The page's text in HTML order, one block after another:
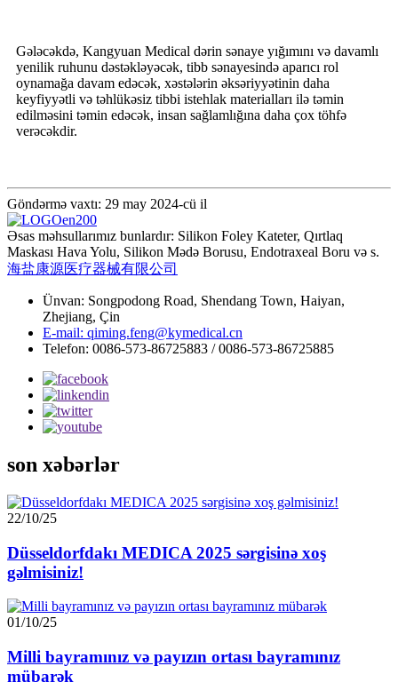
Gələcəkdə, Kangyuan Medical dərin sənaye yığımını və davamlı
yenilik ruhunu dəstəkləyəcək, tibb sənayesində aparıcı rol
oynamağa davam edəcək, xəstələrin əksəriyyətinin daha
keyfiyyətli və təhlükəsiz tibbi istehlak materialları ilə təmin
edilməsini təmin edəcək, insan sağlamlığına daha çox töhfə
verəcəkdir.
Göndərmə vaxtı: 29 may 2024-cü il
Əsas məhsullarımız bunlardır: Silikon Foley Kateter, Qırtlaq
Maskası Hava Yolu, Silikon Mədə Borusu, Endotraxeal Boru və s.
海盐康源医疗器械有限公司
Ünvan: Songpodong Road, Shendang Town, Haiyan,
Zhejiang, Çin
E-mail: qiming.feng@kymedical.cn
Telefon: 0086-573-86725883 / 0086-573-86725885
son xəbərlər
22/10/25
Düsseldorfdakı MEDICA 2025 sərgisinə xoş
gəlmisiniz!
01/10/25
Milli bayramınız və payızın ortası bayramınız
mübarək